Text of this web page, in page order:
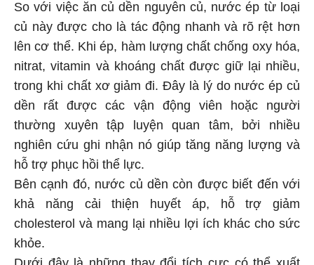
So với việc ăn củ dền nguyên củ, nước ép từ loại
củ này được cho là tác động nhanh và rõ rệt hơn
lên cơ thể. Khi ép, hàm lượng chất chống oxy hóa,
nitrat, vitamin và khoáng chất được giữ lại nhiều,
trong khi chất xơ giảm đi. Đây là lý do nước ép củ
dền rất được các vận động viên hoặc người
thường xuyên tập luyện quan tâm, bởi nhiều
nghiên cứu ghi nhận nó giúp tăng năng lượng và
hỗ trợ phục hồi thể lực.
Bên cạnh đó, nước củ dền còn được biết đến với
khả năng cải thiện huyết áp, hỗ trợ giảm
cholesterol và mang lại nhiều lợi ích khác cho sức
khỏe.